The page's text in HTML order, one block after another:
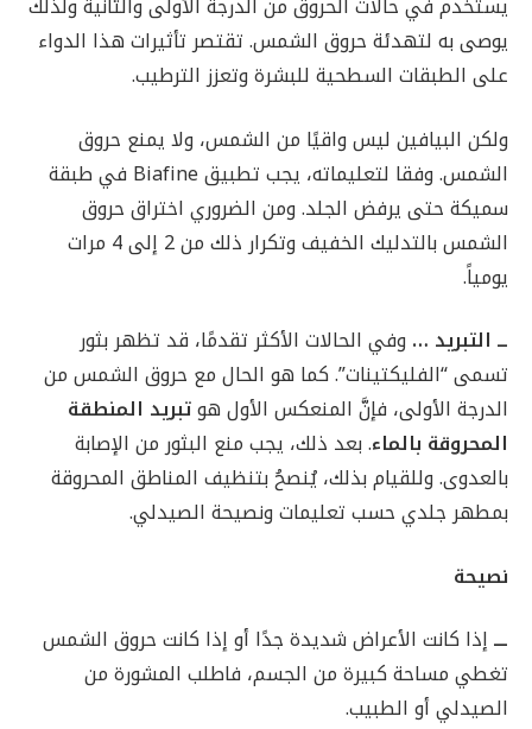
يوصى به لتهدئة حروق الشمس. تقتصر تأثيرات هذا الدواء
على الطبقات السطحية للبشرة وتعزز الترطيب.
ولكن البيافين ليس واقيًا من الشمس، ولا يمنع حروق
الشمس. وفقا لتعليماته، يجب تطبيق Biafine في طبقة
سميكة حتى يرفض الجلد. ومن الضروري اختراق حروق
الشمس بالتدليك الخفيف وتكرار ذلك من 2 إلى 4 مرات
يومياً.
ــ التبريد … وفي الحالات الأكثر تقدمًا، قد تظهر بثور
تسمى “الفليكتينات”. كما هو الحال مع حروق الشمس من
الدرجة الأولى، فإنَّ المنعكس الأول هوتبريد المنطقة
المحروقة بالماء. بعد ذلك، يجب منع البثور من الإصابة
بالعدوى. وللقيام بذلك، يُنصحُ بتنظيف المناطق المحروقة
بمطهر جلدي حسب تعليمات ونصيحة الصيدلي.
نصيحة
ـــإذا كانت الأعراض شديدة جدًا أو إذا كانت حروق الشمس
تغطي مساحة كبيرة من الجسم، فاطلب المشورة من
الصيدلي أو الطبيب.